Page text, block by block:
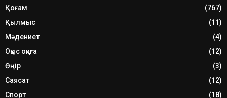
Қоғам
(767)
Қылмыс
(11)
Мәдениет
(4)
Оқыс оқиға
(12)
Өңір
(3)
Саясат
(12)
Спорт
(18)